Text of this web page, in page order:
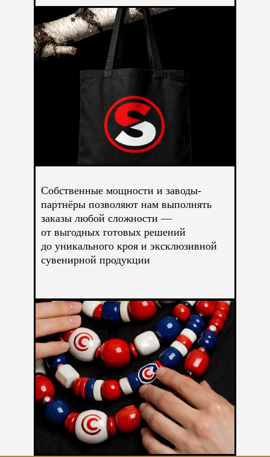
Собственные мощности и заводы-
партнёры позволяют нам выполнять
заказы любой сложности —
от выгодных готовых решений
до уникального кроя и эксклюзивной
сувенирной продукции